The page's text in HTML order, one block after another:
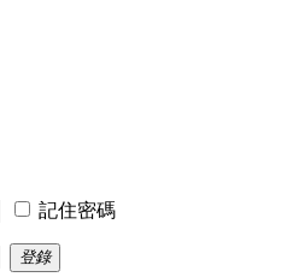
記住密碼
登錄